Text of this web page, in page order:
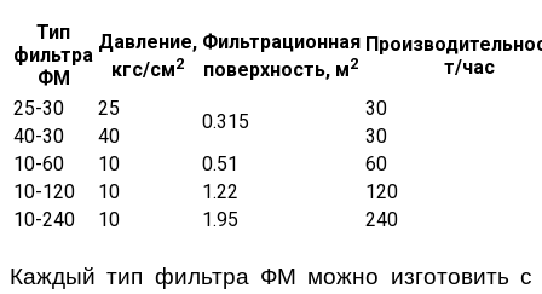
Тип
фильтра
ФМ
Давление,
кгс/см2
Фильтрационная
поверхность, м2
т/час
25-30
25
0.315
30
40-30
40
30
10-60
10 0.51
60
10-120
10 1.22
120
10-240
10 1.95 240
Каждый тип фильтра ФМ можно изготовить с